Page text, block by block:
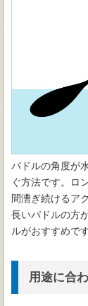
パドルの角度が
ぐ方法です。ロ
間漕ぎ続けるア
長いパドルの方
ルがおすすめです
用途に合